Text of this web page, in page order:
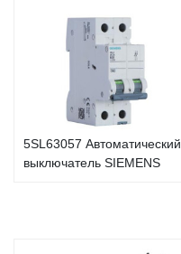
5SL63057 Автоматический
выключатель SIEMENS